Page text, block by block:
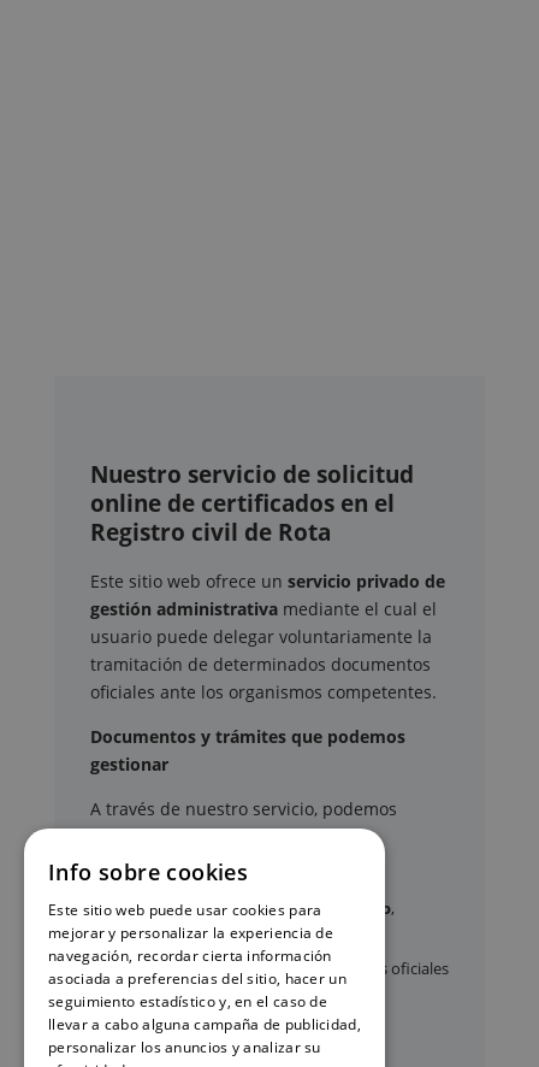
Nuestro servicio de solicitud
online de certificados en el
Registro civil de Rota
Este sitio web ofrece un servicio privado de
gestión administrativa mediante el cual el
usuario puede delegar voluntariamente la
tramitación de determinados documentos
oficiales ante los organismos competentes.
Documentos y trámites que podemos
gestionar
A través de nuestro servicio, podemos
Certificados y partidas denacimiento,
matrimonioydefunción
Apostilla de La Hayade documentos oficiales
Legalizaciónde certificados
Certificado de Últimas Voluntades
Info sobre cookies
Este sitio web puede usar cookies para
mejorar y personalizar la experiencia de
navegación, recordar cierta información
asociada a preferencias del sitio, hacer un
seguimiento estadístico y, en el caso de
llevar a cabo alguna campaña de publicidad,
personalizar los anuncios y analizar su